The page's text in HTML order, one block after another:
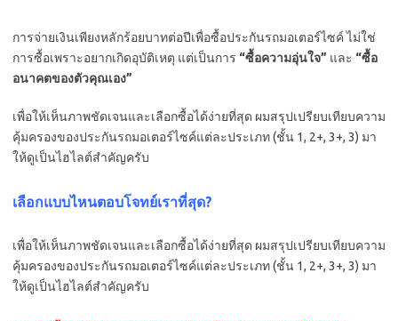
การจ่ายเงินเพียงหลักร้อยบาทต่อปีเพื่อซื้อประกันรถมอเตอร์ไซค์ ไม่ใช่
การซื้อเพราะอยากเกิดอุบัติเหตุ แต่เป็นการ “ซื้อความอุ่นใจ” และ “ซื้อ
อนาคตของตัวคุณเอง”
เพื่อให้เห็นภาพชัดเจนและเลือกซื้อได้ง่ายที่สุด ผมสรุปเปรียบเทียบความ
คุ้มครองของประกันรถมอเตอร์ไซค์แต่ละประเภท (ชั้น 1, 2+, 3+, 3) มา
ให้ดูเป็นไฮไลต์สำคัญครับ
เลือกแบบไหนตอบโจทย์เราที่สุด?
เพื่อให้เห็นภาพชัดเจนและเลือกซื้อได้ง่ายที่สุด ผมสรุปเปรียบเทียบความ
คุ้มครองของประกันรถมอเตอร์ไซค์แต่ละประเภท (ชั้น 1, 2+, 3+, 3) มา
ให้ดูเป็นไฮไลต์สำคัญครับ